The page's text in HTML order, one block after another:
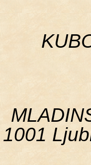
1001